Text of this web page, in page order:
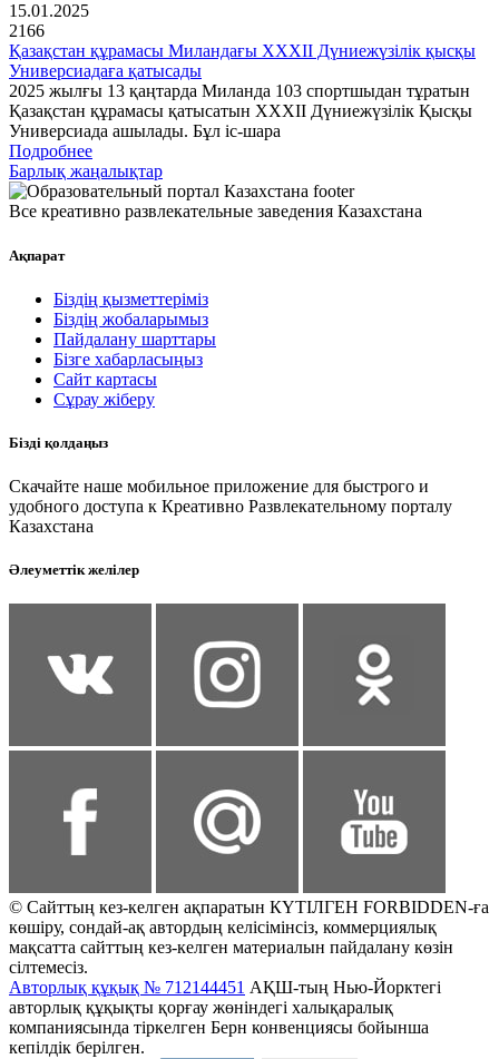
15.01.2025
2166
Қазақстан құрамасы Миландағы XXXII Дүниежүзілік қысқы
Универсиадаға қатысады
2025 жылғы 13 қаңтарда Миланда 103 спортшыдан тұратын
Қазақстан құрамасы қатысатын XXXII Дүниежүзілік Қысқы
Универсиада ашылады. Бұл іс-шара
Подробнее
Барлық жаңалықтар
Все креативно развлекательные заведения Казахстана
Ақпарат
Біздің қызметтеріміз
Біздің жобаларымыз
Пайдалану шарттары
Бізге хабарласыңыз
Сайт картасы
Сұрау жіберу
Бізді қолдаңыз
Скачайте наше мобильное приложение для быстрого и
удобного доступа к Креативно Развлекательному порталу
Казахстана
Әлеуметтік желілер
© Сайттың кез-келген ақпаратын КҮТІЛГЕН FORBIDDEN-ға
көшіру, сондай-ақ автордың келісімінсіз, коммерциялық
мақсатта сайттың кез-келген материалын пайдалану көзін
сілтемесіз.
Авторлық құқық № 712144451 АҚШ-тың Нью-Йорктегі
авторлық құқықты қорғау жөніндегі халықаралық
компаниясында тіркелген Берн конвенциясы бойынша
кепілдік берілген.